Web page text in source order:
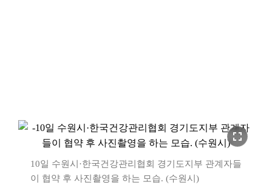
fullscreen
10일 수원시·한국건강관리협회 경기도지부 관계자들
이 협약 후 사진촬영을 하는 모습. (수원시)